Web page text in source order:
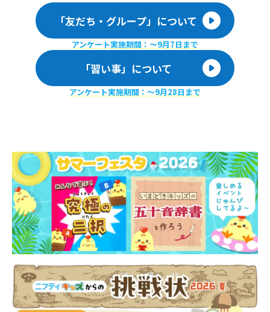
「友だち・グループ」について
アンケート実施期間：〜9月7日まで
「習い事」について
アンケート実施期間：〜9月28日まで